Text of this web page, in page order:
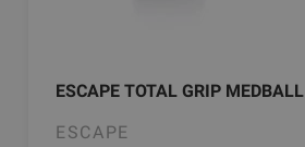
ESCAPE TOTAL GRIP MEDBALL
ESCAPE